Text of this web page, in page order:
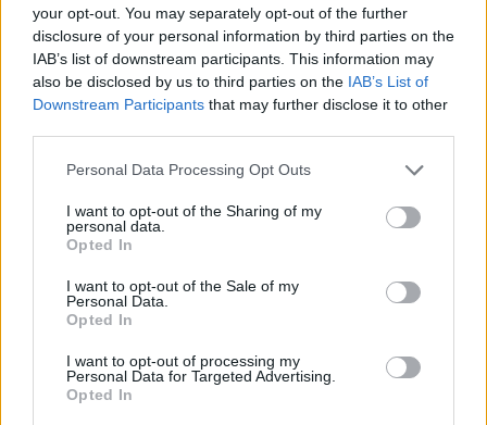
your opt-out. You may separately opt-out of the further
disclosure of your personal information by third parties on the
IAB’s list of downstream participants. This information may
also be disclosed by us to third parties on the IAB’s List of
Downstream Participants that may further disclose it to other
Personal Data Processing Opt Outs
I want to opt-out of the Sharing of my
personal data.
Opted In
I want to opt-out of the Sale of my
Personal Data.
Opted In
I want to opt-out of processing my
Personal Data for Targeted Advertising.
Opted In
πάντα πλήρως ή στον ίδιο βαθμό για όλες.
Ασκήσεις που εστιάζουν στην ενεργοποίηση
των βαθύτερων κοιλιακών μυών μπορούν να
βοηθήσουν ουσιαστικά. 'Ομως, όσο δύσκολο
κι αν είναι στην πράξη, καλό είναι να μην
επικεντρώνεσαι στο πως είναι ( και δείχνει) η
κοιλιά σου, αλλά πώς ανταποκρίνεται το σώμα
σου στην καθημερινότητα: αν έχεις
σου. Η σωστή καθοδήγηση από ειδικό μπορεί
να κάνει μεγάλη διαφορά.